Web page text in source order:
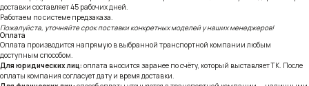
доставки составляет 45 рабочих дней.
Работаем по системе предзаказа.
Пожалуйста, уточняйте срок поставки конкретных моделей у наших менеджеров!
Оплата
Оплата производится напрямую в выбранной транспортной компании любым
доступным способом.
Для юридических лиц: оплата вносится заранее по счёту, который выставляет ТК. После
оплаты компания согласует дату и время доставки.